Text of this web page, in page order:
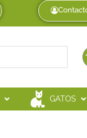
GATOS